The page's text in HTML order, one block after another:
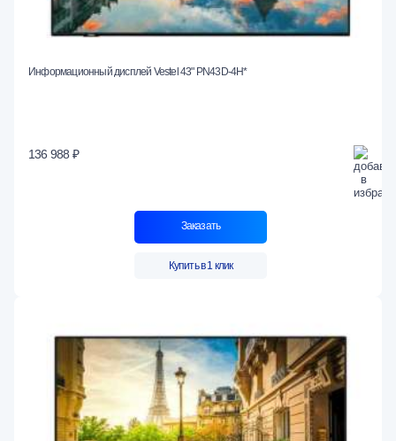
Информационный дисплей Vestel 43" PN43D-4H*
136 988 ₽
Заказать
Купить в 1 клик